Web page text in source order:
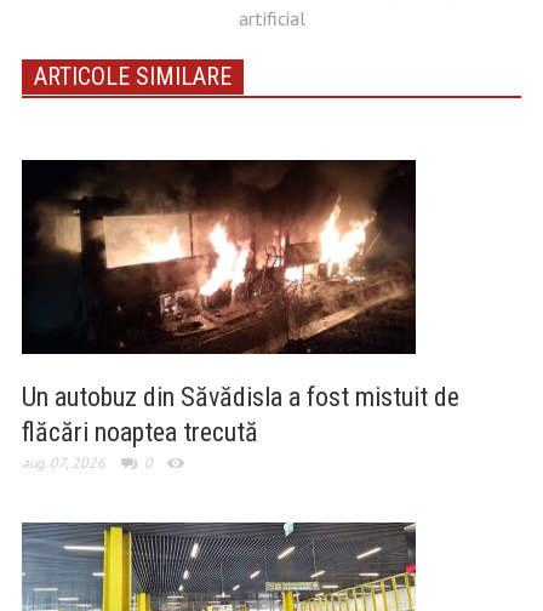
artificial
ARTICOLE SIMILARE
Un autobuz din Săvădisla a fost mistuit de
flăcări noaptea trecută
aug. 07, 2026 0